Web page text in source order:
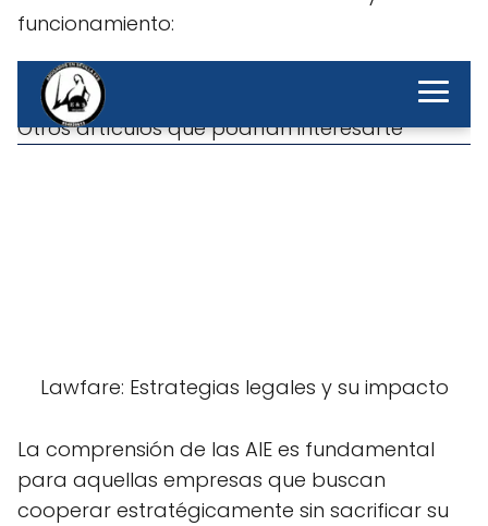
funcionamiento:
La comprensión de las AIE es fundamental
para aquellas empresas que buscan
cooperar estratégicamente sin sacrificar su